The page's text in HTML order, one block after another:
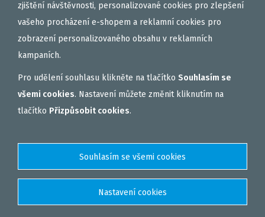
zjištění návštěvnosti, personalizované cookies pro zlepšení
vašeho procházení e-shopem a reklamní cookies pro
zobrazení personalizovaného obsahu v reklamních
kampaních.
Pro udělení souhlasu klikněte na tlačítko Souhlasím se
všemi cookies. Nastavení můžete změnit kliknutím na
tlačítko Přizpůsobit cookies.